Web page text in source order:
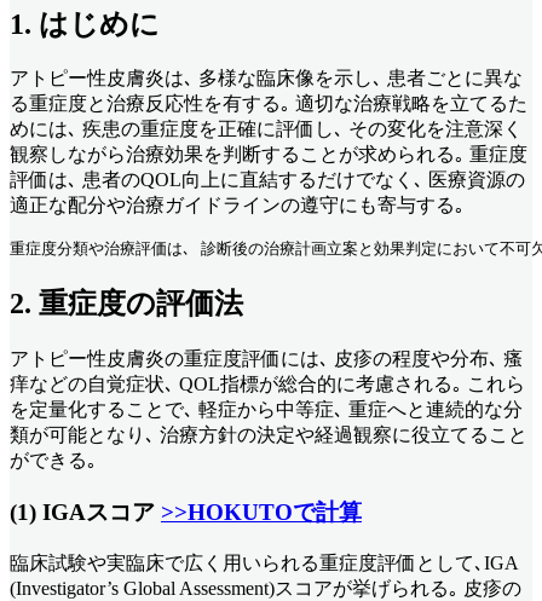
1. はじめに
アトピー性皮膚炎は､ 多様な臨床像を示し､ 患者ごとに異な
る重症度と治療反応性を有する｡ 適切な治療戦略を立てるた
めには､ 疾患の重症度を正確に評価し､ その変化を注意深く
観察しながら治療効果を判断することが求められる｡ 重症度
評価は､ 患者のQOL向上に直結するだけでなく､ 医療資源の
適正な配分や治療ガイドラインの遵守にも寄与する｡
重症度分類や治療評価は､ 診断後の治療計画立案と効果判定において不
2. 重症度の評価法
アトピー性皮膚炎の重症度評価には､ 皮疹の程度や分布､ 瘙
痒などの自覚症状､ QOL指標が総合的に考慮される｡ これら
を定量化することで､ 軽症から中等症､ 重症へと連続的な分
類が可能となり､ 治療方針の決定や経過観察に役立てること
ができる｡
(1) IGAスコア >>HOKUTOで計算
臨床試験や実臨床で広く用いられる重症度評価として､IGA
(Investigator’s Global Assessment)スコアが挙げられる｡ 皮疹の